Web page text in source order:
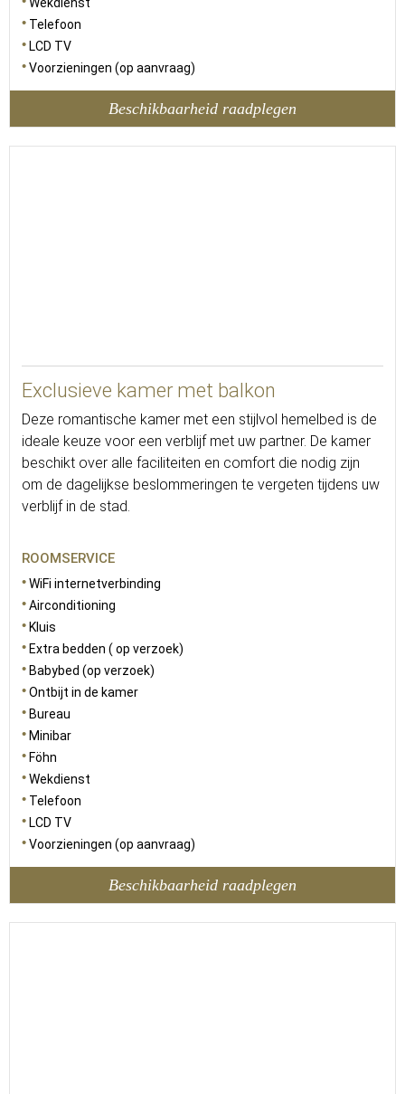
Telefoon
LCD TV
Voorzieningen (op aanvraag)
Beschikbaarheid raadplegen
Exclusieve kamer met balkon
Deze romantische kamer met een stijlvol hemelbed is de
ideale keuze voor een verblijf met uw partner. De kamer
beschikt over alle faciliteiten en comfort die nodig zijn
om de dagelijkse beslommeringen te vergeten tijdens uw
verblijf in de stad.
ROOMSERVICE
WiFi internetverbinding
Airconditioning
Kluis
Extra bedden ( op verzoek)
Babybed (op verzoek)
Ontbijt in de kamer
Bureau
Minibar
Föhn
Wekdienst
Telefoon
LCD TV
Voorzieningen (op aanvraag)
Beschikbaarheid raadplegen